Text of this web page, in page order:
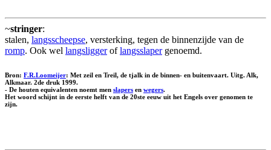
~stringer:
stalen, langsscheepse, versterking, tegen de binnenzijde van de
romp. Ook wel langsliggeroflangsslapergenoemd.
Bron: F.R.Loomeijer: Met zeil en Treil, de tjalk in de binnen- en buitenvaart. Uitg. Alk,
Alkmaar. 2de druk 1999.
- De houten equivalenten noemt men slapers en wegers.
Het woord schijnt in de eerste helft van de 20ste eeuw uit het Engels over genomen te
zijn.